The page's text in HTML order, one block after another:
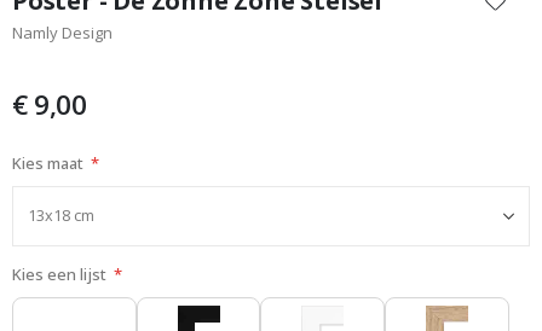
het
begin
afbeeldingen-
Namly Design
€ 9,00
Kies maat
Kies een lijst